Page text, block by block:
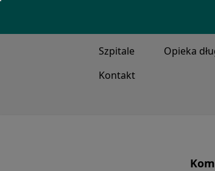
TOP MENU
Szpitale Opieka
Kontakt